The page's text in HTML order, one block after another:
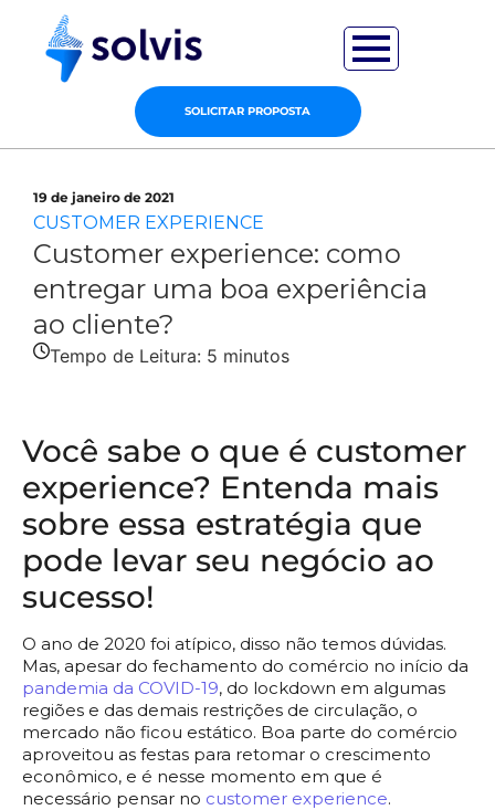
SOLICITAR PROPOSTA
19 de janeiro de 2021
CUSTOMER EXPERIENCE
Customer experience: como
entregar uma boa experiência
ao cliente?
Tempo de Leitura: 5 minutos
Você sabe o que é customer
experience? Entenda mais
sobre essa estratégia que
pode levar seu negócio ao
sucesso!
O ano de 2020 foi atípico, disso não temos dúvidas.
Mas, apesar do fechamento do comércio no início da
pandemia da COVID-19, do lockdown em algumas
regiões e das demais restrições de circulação, o
mercado não ficou estático. Boa parte do comércio
aproveitou as festas para retomar o crescimento
econômico, e é nesse momento em que é
necessário pensar no customer experience.